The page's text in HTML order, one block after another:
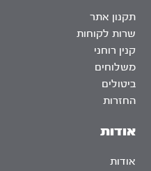
אודות
אודות
תקנון אתר
שרות לקוחות
קנין רוחני
משלוחים
ביטולים
החזרות